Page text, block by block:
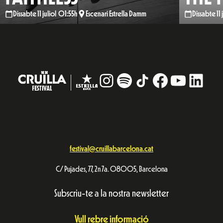
Dissabte 11 juliol 01:55h Escenari Estrella Damm Dissabte
Instagram
# TikTokFacebook
festival@cruillabarcelona.cat
C/ Pujades, 77, 2n 7a. 08005, Barcelona
Subscriu-te a la nostra newsletter
Vull rebre informació